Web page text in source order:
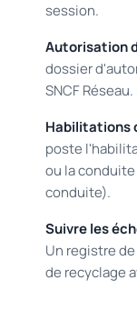
session.
Autorisation
dossier
SNCF
Habilitations
poste
ou la
conduite).
Suivre les
Un registre
de recyclage